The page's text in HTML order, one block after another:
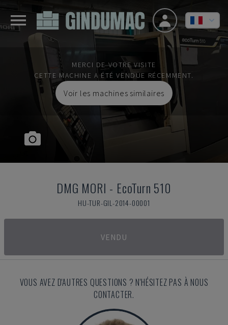
MERCI DE VOTRE VISITE
CETTE MACHINE A ÉTÉ VENDUE RÉCEMMENT.
Voir les machines similaires
DMG MORI - EcoTurn 510
HU-TUR-GIL-2014-00001
VENDU
VOUS AVEZ D'AUTRES QUESTIONS ? N'HÉSITEZ PAS À NOUS
CONTACTER.